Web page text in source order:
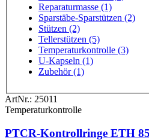
Reparaturmasse (1)
Sparstäbe-Sparstützen (2)
Stützen (2)
Tellerstützen (5)
Temperaturkontrolle (3)
U-Kapseln (1)
Zubehör (1)
ArtNr.: 25011
Temperaturkontrolle
PTCR-Kontrollringe ETH